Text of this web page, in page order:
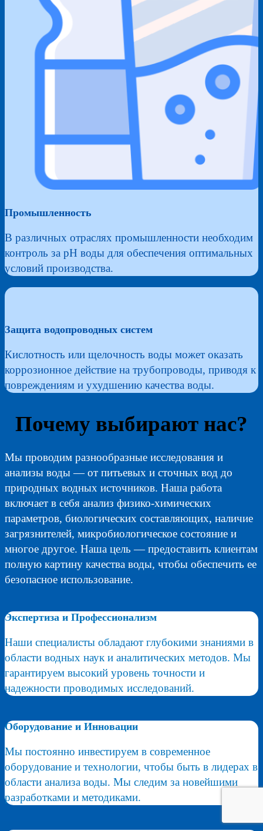
Промышленность
В различных отраслях промышленности необходим
контроль за pH воды для обеспечения оптимальных
условий производства.
Защита водопроводных систем
Кислотность или щелочность воды может оказать
коррозионное действие на трубопроводы, приводя к
повреждениям и ухудшению качества воды.
Почему выбирают нас?
Мы проводим разнообразные исследования и
анализы воды — от питьевых и сточных вод до
природных водных источников. Наша работа
включает в себя анализ физико-химических
параметров, биологических составляющих, наличие
загрязнителей, микробиологическое состояние и
многое другое. Наша цель — предоставить клиентам
полную картину качества воды, чтобы обеспечить ее
безопасное использование.
Экспертиза и Профессионализм
Наши специалисты обладают глубокими знаниями в
области водных наук и аналитических методов. Мы
гарантируем высокий уровень точности и
надежности проводимых исследований.
Оборудование и Инновации
Мы постоянно инвестируем в современное
оборудование и технологии, чтобы быть в лидерах в
области анализа воды. Мы следим за новейшими
разработками и методиками.